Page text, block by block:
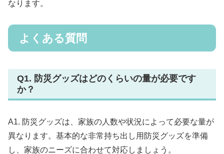
なります。
よくある質問
Q1. 防災グッズはどのくらいの量が必要です
か？
A1. 防災グッズは、家族の人数や状況によって必要な量が
異なります。基本的な非常持ち出し用防災グッズを準備
し、家族のニーズに合わせて対応しましょう。